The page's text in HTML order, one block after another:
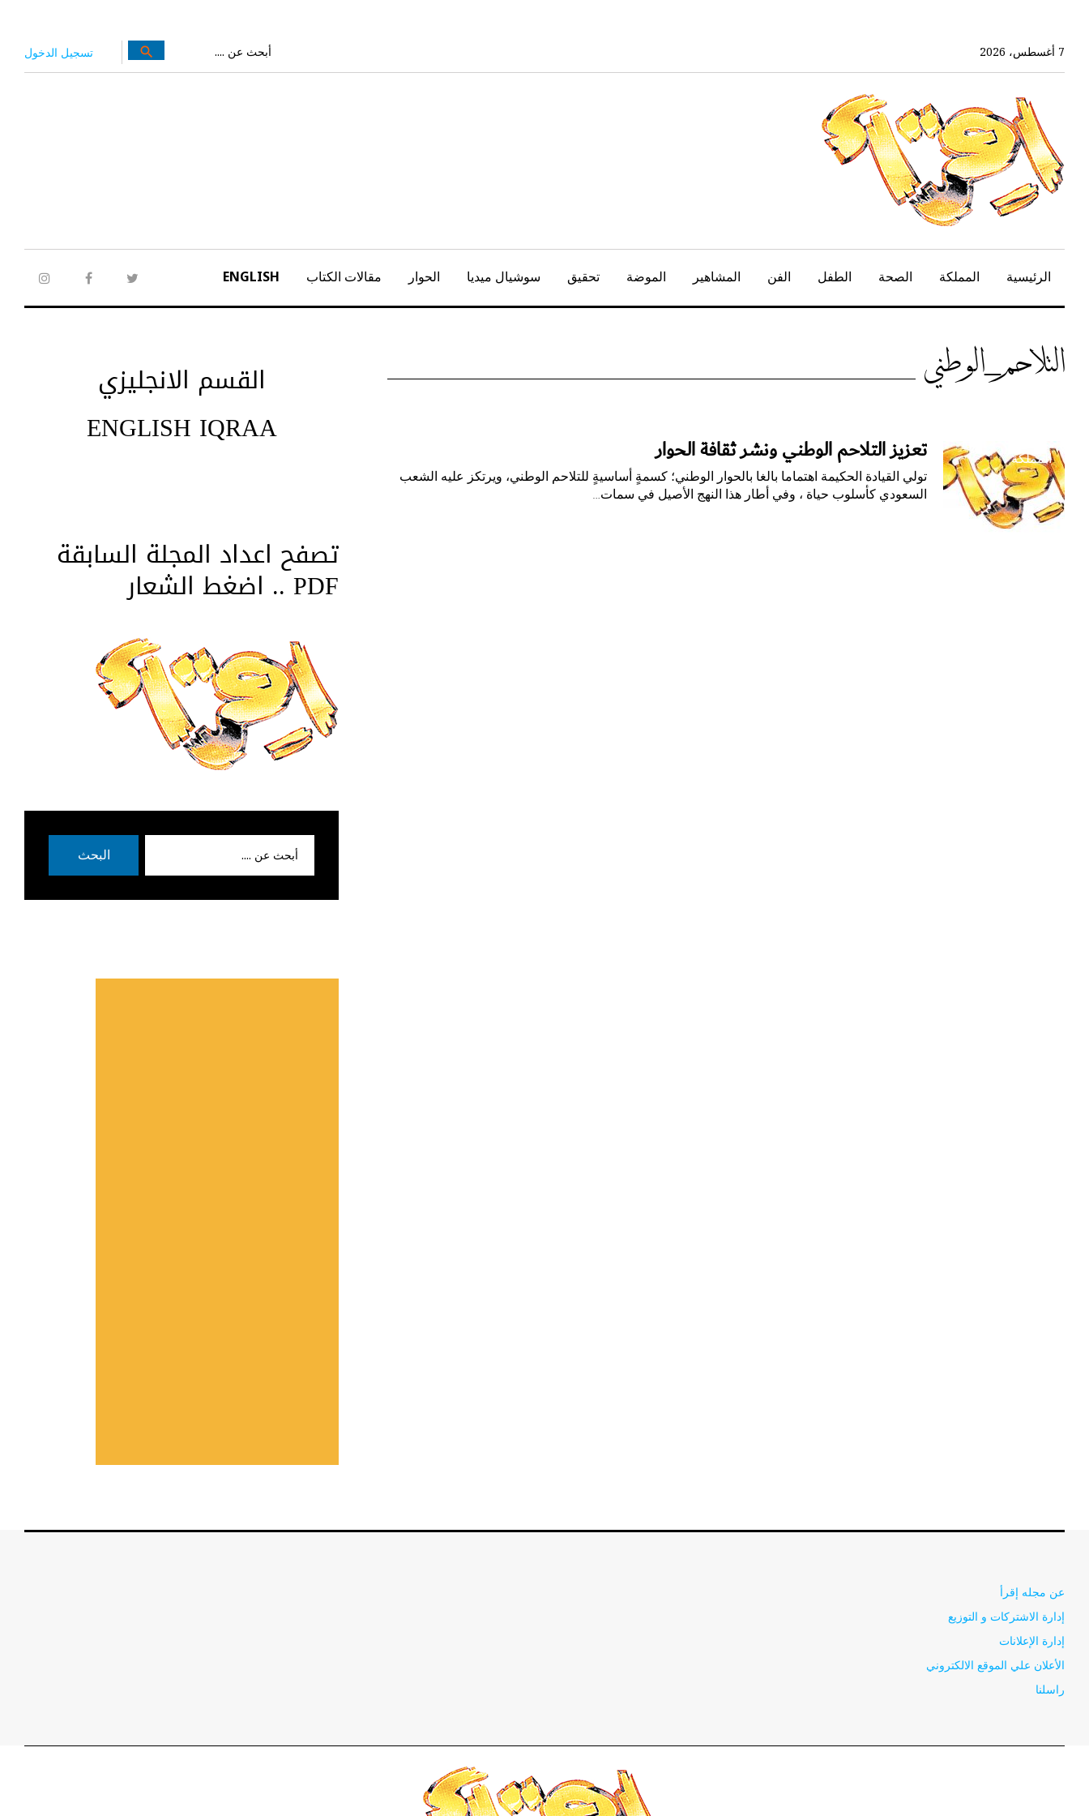
المحتوى
الرئيسي
7 أغسطس، 2026 تسجيل الدخول
عن:
search
twitter
facebook
الرئيسية المملكة الصحة الطفل الفن المشاهير الموضة تحقيق سوشيال ميديا الحوار مقالات الكتاب ENGLISH
الوسم:
التلاحم_الوطني
المملكة تعزيز التلاحم الوطني ونشر ثقافة الحوار
تولي القيادة الحكيمة اهتماما بالغا بالحوار الوطني؛ كسمةٍ أساسيةٍ للتلاحم الوطني، ويرتكز عليه الشعب
السعودي كأسلوب حياة ، وفي أطار هذا النهج الأصيل في سمات…
القسم الانجليزي
ENGLISH IQRAA
تصفح اعداد المجلة السابقة
PDF .. اضغط الشعار
البحث
عن مجله إقرأ
إدارة الاشتركات و التوزيع
إدارة الإعلانات
الأعلان علي الموقع الالكتروني
راسلنا